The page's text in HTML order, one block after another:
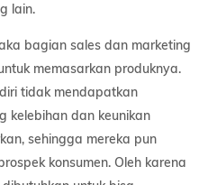
lain.
bagian sales dan marketing
memasarkan produknya.
tidak mendapatkan
kelebihan dan keunikan
sehingga mereka pun
konsumen. Oleh karena